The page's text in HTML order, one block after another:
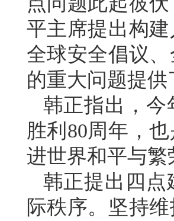
平主席提出构
全球安全倡议
的重大问题提
韩正指出，今
胜利80周年，
进世界和平与
韩正提出四点
际秩序。坚持